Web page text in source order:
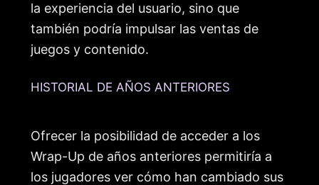
la experiencia del usuario, sino que
también podría impulsar las ventas de
juegos y contenido.
HISTORIAL DE AÑOS ANTERIORES
Ofrecer la posibilidad de acceder a los
Wrap-Up de años anteriores permitiría a
los jugadores ver cómo han cambiado sus